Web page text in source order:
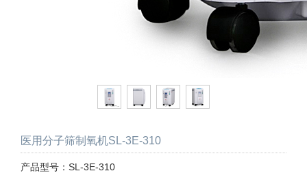
医用分子筛制氧机SL-3E-310
产品型号：SL-3E-310